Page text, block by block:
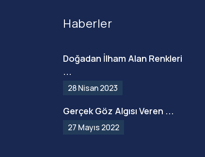
Haberler
Doğadan İlham Alan Renkleri
...
28 Nisan 2023
Gerçek Göz Algısı Veren ...
27 Mayıs 2022